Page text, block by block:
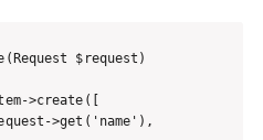
$request)
>create([
>get('name'),